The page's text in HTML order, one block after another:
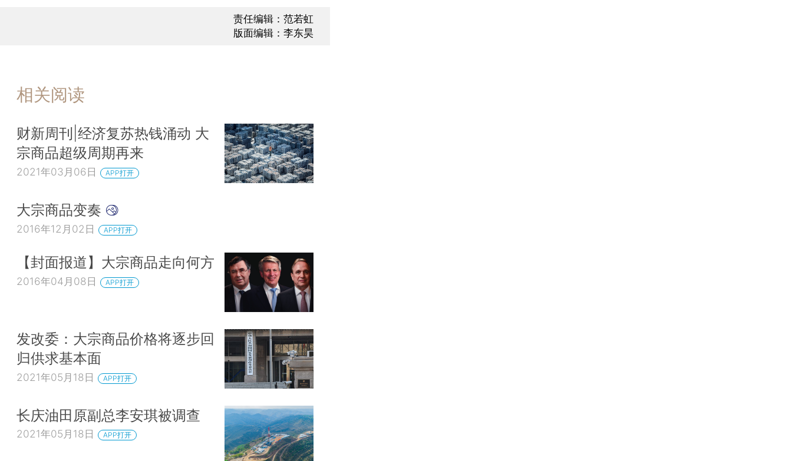
责任编辑：范若虹
版面编辑：李东昊
相关阅读
财新周刊|经济复苏热钱涌动 大
宗商品超级周期再来
2021年03月06日 APP打开
大宗商品变奏
2016年12月02日 APP打开
【封面报道】大宗商品走向何方
2016年04月08日 APP打开
发改委：大宗商品价格将逐步回
归供求基本面
2021年05月18日 APP打开
长庆油田原副总李安琪被调查
2021年05月18日 APP打开